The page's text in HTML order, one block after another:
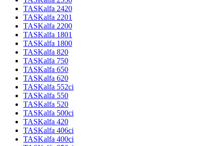
TASKalfa 2420
TASKalfa 2201
TASKalfa 2200
TASKalfa 1801
TASKalfa 1800
TASKalfa 820
TASKalfa 750
TASKalfa 650
TASKalfa 620
TASKalfa 552ci
TASKalfa 550
TASKalfa 520
TASKalfa 500ci
TASKalfa 420
TASKalfa 406ci
TASKalfa 400ci